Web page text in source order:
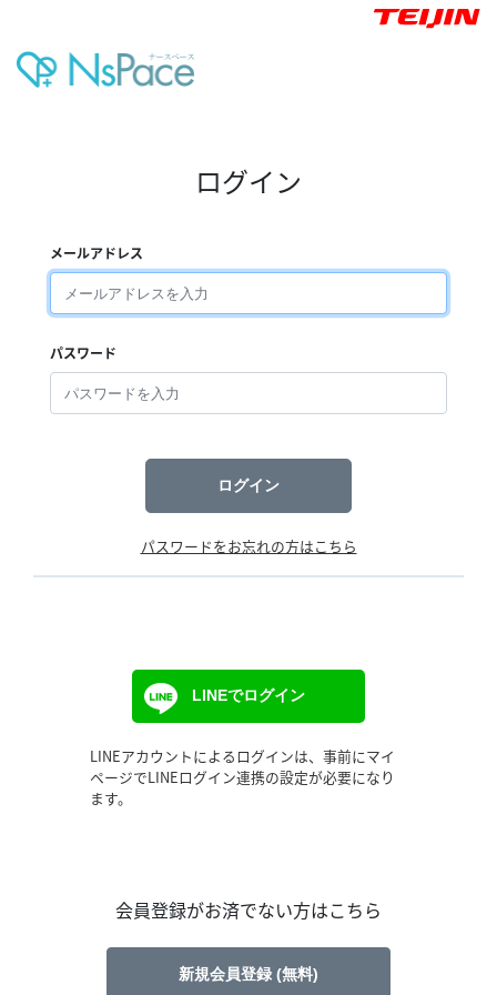
ログイン
メールアドレス
パスワード
ログイン
パスワードをお忘れの方はこちら
LINEでログイン
LINEアカウントによるログインは、事前にマイ
ページでLINEログイン連携の設定が必要になり
ます。
会員登録がお済でない方はこちら
新規会員登録 (無料)